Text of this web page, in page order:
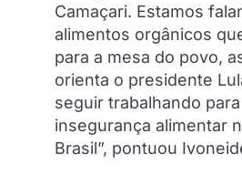
Camaçari. Estamos
alimentos orgânicos
para a mesa do povo,
orienta o presidente
seguir trabalhando
insegurança alimentar
Brasil”, pontuou